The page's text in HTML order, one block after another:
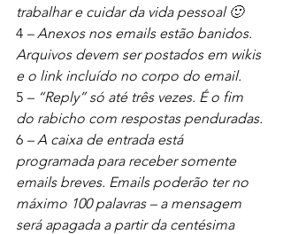
trabalhar e cuidar da vida pessoal 🙂
4 – Anexos nos emails estão banidos.
Arquivos devem ser postados em wikis
e o link incluído no corpo do email.
5 – “Reply” só até três vezes. É o fim
do rabicho com respostas penduradas.
6 – A caixa de entrada está
programada para receber somente
emails breves. Emails poderão ter no
máximo 100 palavras – a mensagem
será apagada a partir da centésima